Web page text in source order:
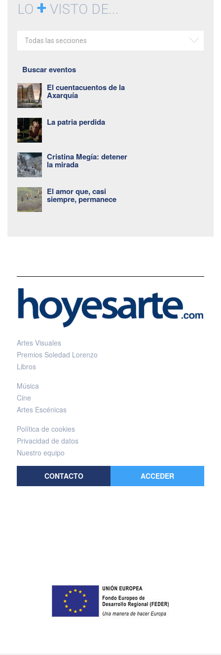
LO + VISTO DE...
Todas las secciones
Buscar eventos
El cuentacuentos de la
Axarquía
La patria perdida
Cristina Megía: detener
la mirada
El amor que, casi
siempre, permanece
Artes Visuales
Premios Soledad Lorenzo
Libros
Música
Cine
Artes Escénicas
Política de cookies
Privacidad de datos
Nuestro equipo
CONTACTO ACCEDER